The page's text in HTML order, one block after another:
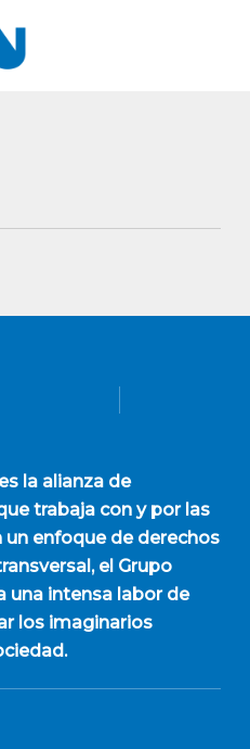
la alianza de
trabaja con y por las
un enfoque de derechos
el Grupo
una intensa labor de
los imaginarios